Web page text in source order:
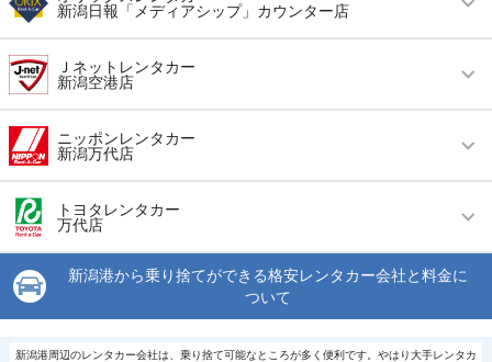
新潟日報「メディアシップ」カウンター店
営業時間 毎日 10:00 ～ 18:00
アクセス 新潟駅より徒歩で約10分（送迎なし）
住所
新潟市中央区万代３－１－１ メディアシップ１
Ｆ「えん」内
この店舗でレンタカーを探す
Ｊネットレンタカー
新潟空港店
営業時間 毎日 08:00 ～ 20:00
アクセス 新潟空港より車で約5分（送迎なし）
住所 新潟県新潟市東区物見山2丁目13番8号
この店舗でレンタカーを探す
ニッポンレンタカー
新潟万代店
営業時間
(月〜金) 08:00 ～ 19:00 / (土・日・祝) 08:00 ～
18:00
アクセス 新潟駅より徒歩で約6分（送迎なし）
住所 新潟県新潟市中央区万代１－１－２２
トヨタレンタカー
万代店
営業時間 毎日 08:00 ～ 19:00
新潟駅より徒歩で約15分（送迎なし）
住所 新潟県新潟市中央区万代4-9-4
新潟港から乗り捨てができる格安レンタカー会社と料金に
ついて
新潟港周辺のレンタカー会社は、乗り捨て可能なところが多く便利です。やはり大手レンタカ